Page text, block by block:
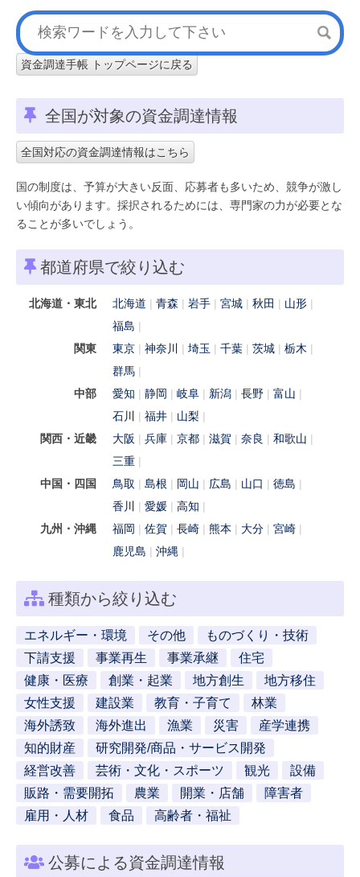
資金調達手帳 トップページに戻る
全国が対象の資金調達情報
全国対応の資金調達情報はこちら
国の制度は、予算が大きい反面、応募者も多いため、競争が激し
い傾向があります。採択されるためには、専門家の力が必要とな
ることが多いでしょう。
都道府県で絞り込む
北海道・東北 北海道 青森 岩手 宮城 秋田
山形
福島
関東
東京 神奈川 埼玉 千葉 茨城
栃木
群馬
中部
愛知 静岡 岐阜 新潟 長野
富山
石川
福井
山梨
関西・近畿
大阪 兵庫 京都 滋賀 奈良
和歌山
三重
中国・四国
鳥取 島根 岡山 広島 山口
徳島
香川
愛媛
高知
九州・沖縄
福岡 佐賀 長崎 熊本 大分
宮崎
鹿児島
沖縄
種類から絞り込む
エネルギー・環境 その他
ものづくり・技術
下請支援
事業再生 事業承継
住宅
健康・医療
創業・起業 地方創生
地方移住
女性支援
建設業 教育・子育て
林業
海外誘致
海外進出 漁業 災害
産学連携
知的財産
研究開発/商品・サービス開発
経営改善
芸術・文化・スポーツ 観光
設備
販路・需要開拓
農業 開業・店舗
障害者
雇用・人材
食品 高齢者・福祉
公募による資金調達情報